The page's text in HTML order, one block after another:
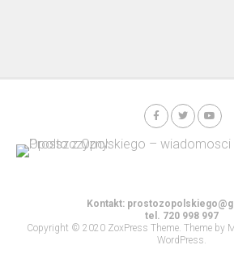
Kontakt:
tel. 720 998 997
Copyright © 2020 ZoxPress Theme. Theme by
WordPress.